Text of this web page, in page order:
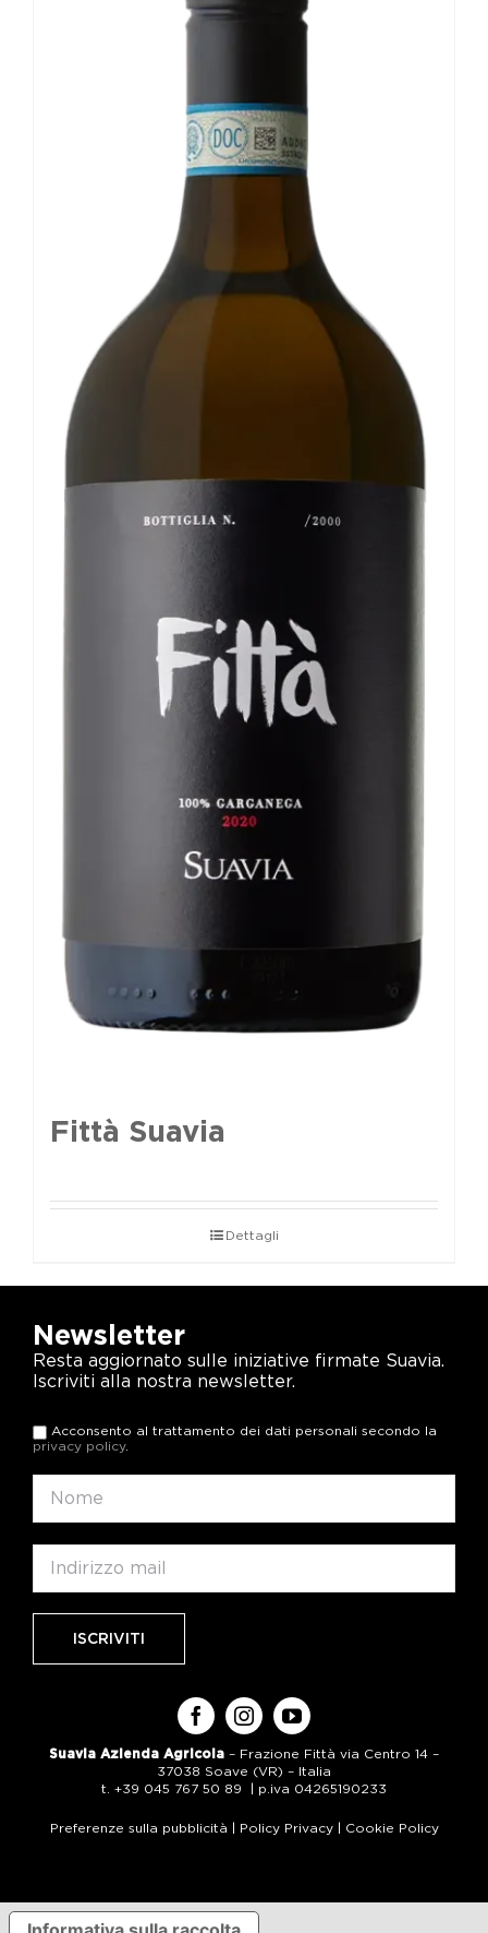
Fittà Suavia
Dettagli
Newsletter
Resta aggiornato sulle iniziative firmate Suavia.
Iscriviti alla nostra newsletter.
Acconsento al trattamento dei dati personali secondo la
privacy policy.
Suavia Azienda Agricola – Frazione Fittà via Centro 14 –
37038 Soave (VR) – Italia
t. +39 045 767 50 89 | p.iva 04265190233
Preferenze sulla pubblicità | Policy Privacy| Cookie Policy